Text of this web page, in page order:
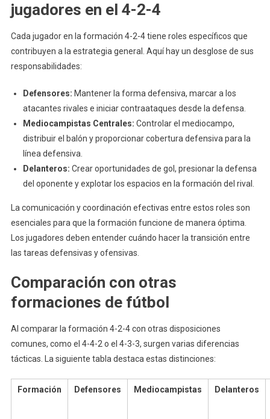
jugadores en el 4-2-4
Cada jugador en la formación 4-2-4 tiene roles específicos que
contribuyen a la estrategia general. Aquí hay un desglose de sus
responsabilidades:
Defensores: Mantener la forma defensiva, marcar a los
atacantes rivales e iniciar contraataques desde la defensa.
Mediocampistas Centrales: Controlar el mediocampo,
distribuir el balón y proporcionar cobertura defensiva para la
línea defensiva.
Delanteros: Crear oportunidades de gol, presionar la defensa
del oponente y explotar los espacios en la formación del rival.
La comunicación y coordinación efectivas entre estos roles son
esenciales para que la formación funcione de manera óptima.
Los jugadores deben entender cuándo hacer la transición entre
las tareas defensivas y ofensivas.
Comparación con otras
formaciones de fútbol
Al comparar la formación 4-2-4 con otras disposiciones
comunes, como el 4-4-2 o el 4-3-3, surgen varias diferencias
tácticas. La siguiente tabla destaca estas distinciones:
Formación Defensores Mediocampistas Delanteros